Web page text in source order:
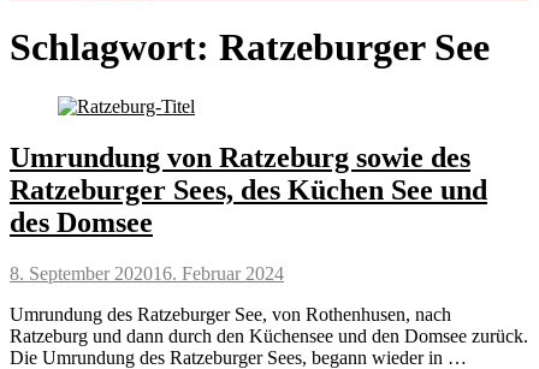
Schlagwort: Ratzeburger See
Umrundung von Ratzeburg sowie des
Ratzeburger Sees, des Küchen See und
des Domsee
Posted
8. September 202016. Februar 2024
Umrundung des Ratzeburger See, von Rothenhusen, nach
Ratzeburg und dann durch den Küchensee und den Domsee zurück.
Die Umrundung des Ratzeburger Sees, begann wieder in …